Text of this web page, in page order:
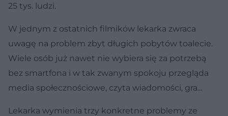
25 tys. ludzi.
W jednym z ostatnich filmików lekarka zwraca
uwagę na problem zbyt długich pobytów toalecie.
Wiele osób już nawet nie wybiera się za potrzebą
bez smartfona i w tak zwanym spokoju przegląda
media społecznościowe, czyta wiadomości, gra...
Lekarka wymienia trzy konkretne problemy ze